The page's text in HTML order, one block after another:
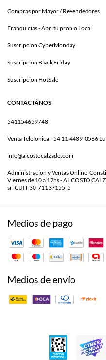
Compras por Mayor / Revendedores
Franquicias - Abri tu propio Local
Suscripcion CyberMonday
Suscripcion Black Friday
Suscripcion HotSale
CONTACTÁNOS
541154659748
Venta Telefonica +54 11 4489-0566
info@alcostocalzado.com
Administracion y Ventas Online:
Viernes de 10 a 17hs - AL COSTO
srl CUIT 30-71137155-5
Medios de pago
Medios de envío